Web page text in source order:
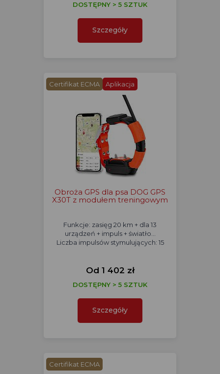
DOSTĘPNY > 5 SZTUK
Szczegóły
Certifikat ECMA Aplikacja
Obroża GPS dla psa DOG GPS
X30T z modułem treningowym
Funkcje: zasięg 20 km + dla 13
urządzeń + impuls + światło...
Liczba impulsów stymulujących: 15
Od 1 402 zł
DOSTĘPNY > 5 SZTUK
Szczegóły
Certifikat ECMA